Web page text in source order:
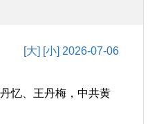
[大] [小] 2026-07-06
忆、王丹梅，中共黄